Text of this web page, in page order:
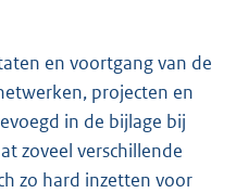
en voortgang van de
projecten en
in de bijlage bij
zoveel verschillende
zo hard inzetten voor